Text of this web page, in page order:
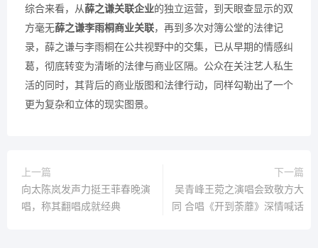
综合来看，从 薛之谦关联企业的独立运营，到天眼查显示的双
方毫无薛之谦李雨桐商业关联，再到多次对簿公堂的法律记
录，薛之谦与李雨桐在公共视野中的交集，已从早期的情感纠
葛，彻底转变为清晰的法律与商业区隔。公众在关注艺人私生
活的同时，其背后的商业版图和法律行动，同样勾勒出了一个
更为复杂和立体的现实图景。
上一篇
向太陈岚发声力挺王菲春晚演
唱，称其翻唱成就经典
下一篇
吴青峰王菀之演唱会致敬方大
同 合唱《开到荼蘼》深情喊话